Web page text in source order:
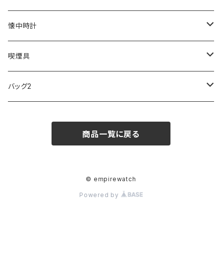
SKAGEN
FOOTBALL WATCHES
ARCA FUTURA
COACH
BVLGARI
VANQUISH
DANIEL WELLINGTON
SWAROVSKI
VIVIENNE WESTWOOD
MONTBLANC
Fashion Accessory Cllection
ISLAND
GULLWING
LESPORTSAC
PRADA
MONDAINE
MAWA
その他
CROSS
MONTBLANC
SWAROVSKI
CASIO
AMOS
OMMIX
COACH
CREATE
TORAY
OMRON
SPICE OF LIFE
懐中時計
MONDAINE
喫煙具
ZIPPO
TSUBOTA PEARL
バッグ2
商品一覧に戻る
© empirewatch
Powered by